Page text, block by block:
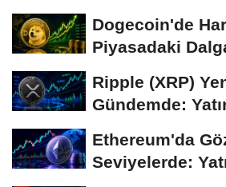
Dogecoin'de
Piyasadaki
Ripple (XRP)
Gündemde:
Ethereum'da
Seviyelerde: